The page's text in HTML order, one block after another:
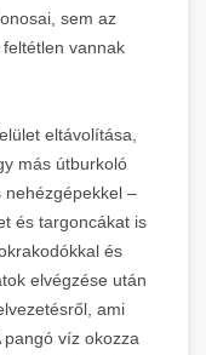
sem az
vannak
eltávolítása,
más útburkoló
nehézgépekkel –
és targoncákat is
és
elvégzése után
ami
víz okozza